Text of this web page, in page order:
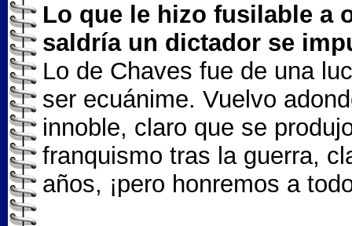
Lo que le hizo fusilable a
saldría un dictador se
Lo de Chaves fue de una
ser ecuánime. Vuelvo
innoble, claro que se
franquismo tras la guerra,
años, ¡pero honremos a